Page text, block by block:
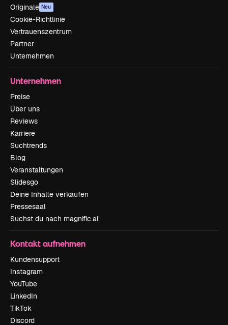
Originale Neu
Cookie-Richtlinie
Vertrauenszentrum
Partner
Unternehmen
Unternehmen
Preise
Über uns
Reviews
Karriere
Suchtrends
Blog
Veranstaltungen
Slidesgo
Deine Inhalte verkaufen
Pressesaal
Suchst du nach magnific.ai
Kontakt aufnehmen
Kundensupport
Instagram
YouTube
LinkedIn
TikTok
Discord